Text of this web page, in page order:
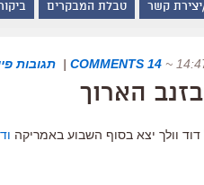
יצירת קשר טבלת המבקרים
~
14 COMMENTS
| תגובות
הארוך
וולך יצא בסוף השבוע באמריקה